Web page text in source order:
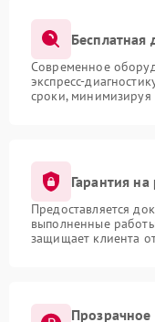
Бесплатная
Современное
экспресс-
сроки, минимизируя
Гарантия
Предоставляется
выполненные
защищает клиента
Прозрачное